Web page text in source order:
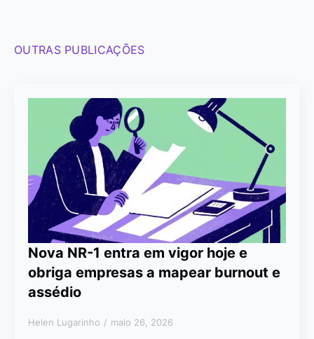
OUTRAS PUBLICAÇÕES
Nova NR-1 entra em vigor hoje e
obriga empresas a mapear burnout e
assédio
Helen Lugarinho maio 26, 2026